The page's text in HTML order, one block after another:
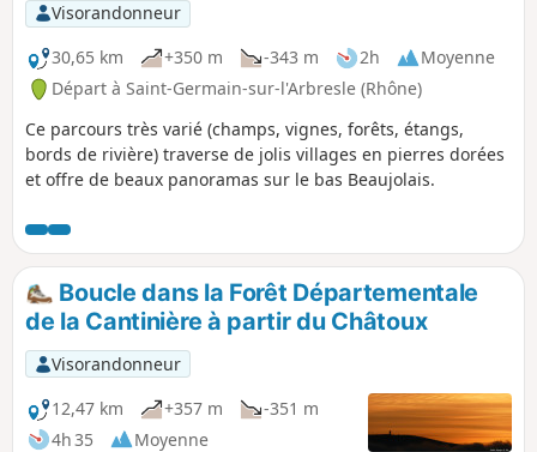
Visorandonneur
30,65 km
+350 m -343 m 2h
Moyenne
Départ à Saint-Germain-sur-l'Arbresle (Rhône)
Ce parcours très varié (champs, vignes, forêts, étangs,
bords de rivière) traverse de jolis villages en pierres dorées
et offre de beaux panoramas sur le bas Beaujolais.
Boucle dans la Forêt Départementale
de la Cantinière à partir du Châtoux
Visorandonneur
12,47 km
+357 m
-351 m
4h 35
Moyenne